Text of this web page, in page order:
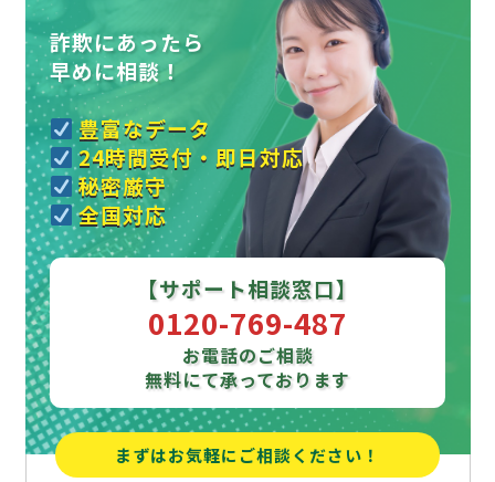
詐欺にあったら
早めに相談！
豊富なデータ
24時間受付・即日対応
秘密厳守
全国対応
【サポート相談窓口】
0120-769-487
お電話のご相談
無料にて承っております
まずはお気軽にご相談ください！